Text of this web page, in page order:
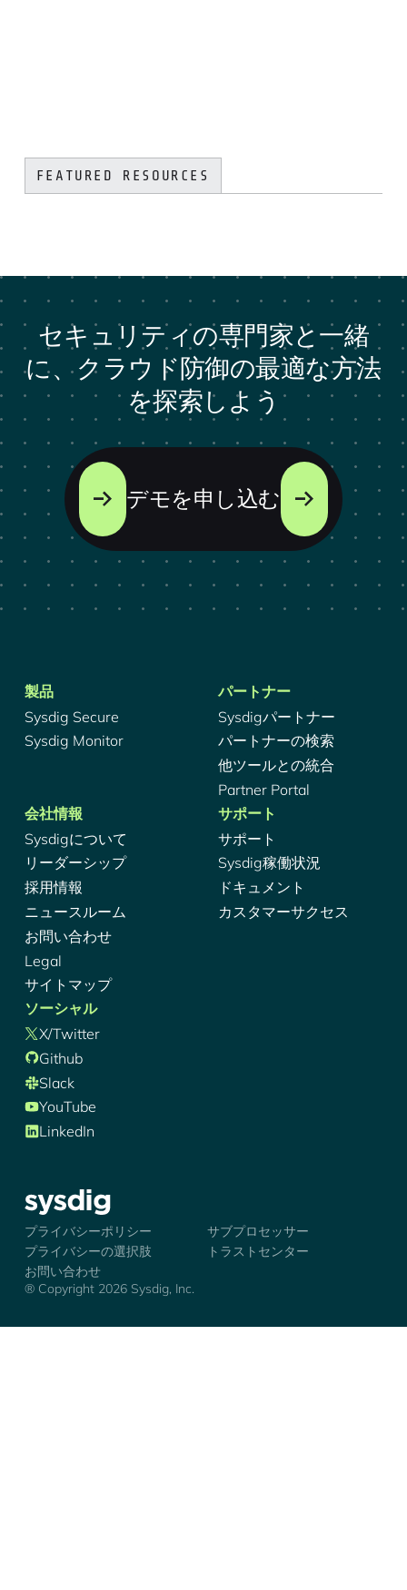
FEATURED RESOURCES
セキュリティの専門家と一緒
に、クラウド防御の最適な方法
を探索しよう
デモを申し込む
製品
Sysdig Secure
Sysdig Monitor
パートナー
Sysdigパートナー
パートナーの検索
他ツールとの統合
Partner Portal
会社情報
Sysdigについて
リーダーシップ
採用情報
ニュースルーム
お問い合わせ
Legal
サイトマップ
サポート
サポート
Sysdig稼働状況
ドキュメント
カスタマーサクセス
ソーシャル
X/Twitter
Github
Slack
YouTube
LinkedIn
シズディグ-ロゴ
® Copyright 2026 Sysdig, Inc.
プライバシーポリシー
サブプロセッサー
プライバシーの選択肢
トラストセンター
お問い合わせ